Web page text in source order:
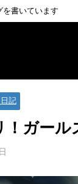
を書いています
記
！ガール